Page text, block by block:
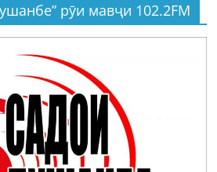
рӯи мавҷи 102.2FM